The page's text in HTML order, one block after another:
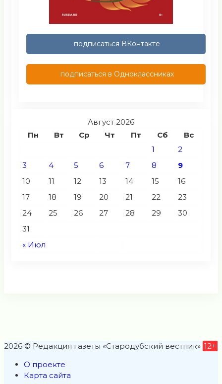
подписаться ВКонтакте
подписаться в Одноклассниках
Август 2026
Пн
Вт Ср Чт Пт Сб Вс
« Июл
1
2
3
4 5 6 7 8
9
10
11 12 13 14 15
16
17
18 19 20 21 22
23
24
25 26 27 28 29
30
31
2026 © Редакция газеты «Стародубский вестник» 12+
О проекте
Карта сайта